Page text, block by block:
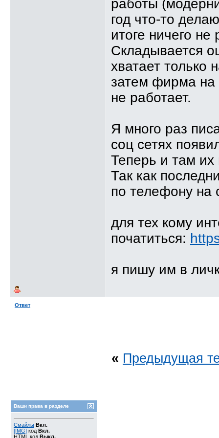
работы
год что-то
итоге ничего не
Складывается
хватает только
затем фирма на
не работает.
Я много раз
соц сетях
Теперь и там
Так как
по телефону на
для тех кому
початиться:
я пишу им в
Ответ
« Предыдущая
Ваши права в разделе
Смайлы Вкл.
[IMG] код Вкл.
HTML код Выкл.